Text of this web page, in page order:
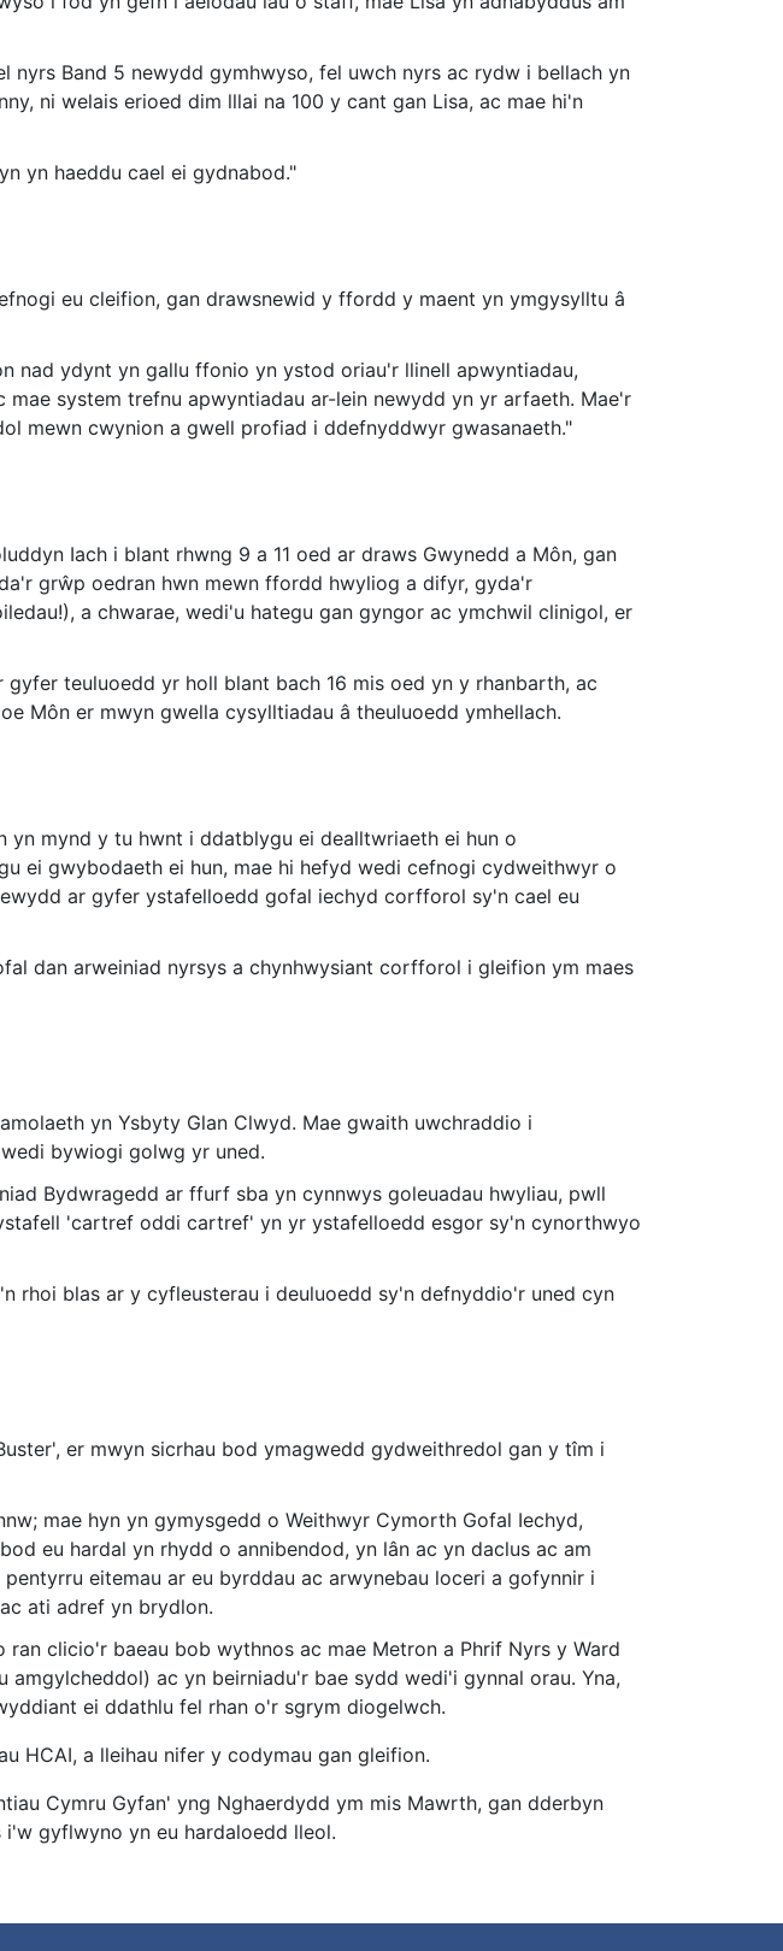
Band 5 newydd gymhwyso, fel uwch nyrs ac rydw i bellach yn
ni welais erioed dim lllai na 100 y cant gan Lisa, ac mae hi'n
yn haeddu cael ei gydnabod."
eu cleifion, gan drawsnewid y ffordd y maent yn ymgysylltu â
nad ydynt yn gallu ffonio yn ystod oriau'r llinell apwyntiadau,
mae system trefnu apwyntiadau ar-lein newydd yn yr arfaeth. Mae'r
mewn cwynion a gwell profiad i ddefnyddwyr gwasanaeth."
Iach i blant rhwng 9 a 11 oed ar draws Gwynedd a Môn, gan
grŵp oedran hwn mewn ffordd hwyliog a difyr, gyda'r
a chwarae, wedi'u hategu gan gyngor ac ymchwil clinigol, er
teuluoedd yr holl blant bach 16 mis oed yn y rhanbarth, ac
Môn er mwyn gwella cysylltiadau â theuluoedd ymhellach.
yn mynd y tu hwnt i ddatblygu ei dealltwriaeth ei hun o
ei gwybodaeth ei hun, mae hi hefyd wedi cefnogi cydweithwyr o
ar gyfer ystafelloedd gofal iechyd corfforol sy'n cael eu
dan arweiniad nyrsys a chynhwysiant corfforol i gleifion ym maes
yn Ysbyty Glan Clwyd. Mae gwaith uwchraddio i
bywiogi golwg yr uned.
Bydwragedd ar ffurf sba yn cynnwys goleuadau hwyliau, pwll
'cartref oddi cartref' yn yr ystafelloedd esgor sy'n cynorthwyo
rhoi blas ar y cyfleusterau i deuluoedd sy'n defnyddio'r uned cyn
er mwyn sicrhau bod ymagwedd gydweithredol gan y tîm i
mae hyn yn gymysgedd o Weithwyr Cymorth Gofal Iechyd,
eu hardal yn rhydd o annibendod, yn lân ac yn daclus ac am
eitemau ar eu byrddau ac arwynebau loceri a gofynnir i
ati adref yn brydlon.
clicio'r baeau bob wythnos ac mae Metron a Phrif Nyrs y Ward
ac yn beirniadu'r bae sydd wedi'i gynnal orau. Yna,
ei ddathlu fel rhan o'r sgrym diogelwch.
HCAI, a lleihau nifer y codymau gan gleifion.
Cymru Gyfan' yng Nghaerdydd ym mis Mawrth, gan dderbyn
gyflwyno yn eu hardaloedd lleol.